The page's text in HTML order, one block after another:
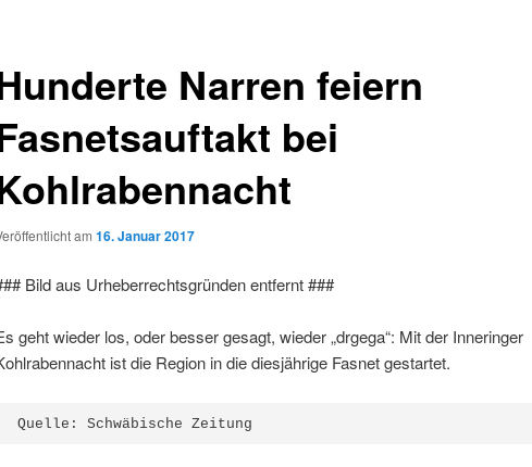
Narren feiern
bei
am 16. Januar 2017
Bild aus Urheberrechtsgründen entfernt ###
geht wieder los, oder besser gesagt, wieder „drgega“: Mit der Inneringer
ist die Region in die diesjährige Fasnet gestartet.
Quelle: Schwäbische Zeitung